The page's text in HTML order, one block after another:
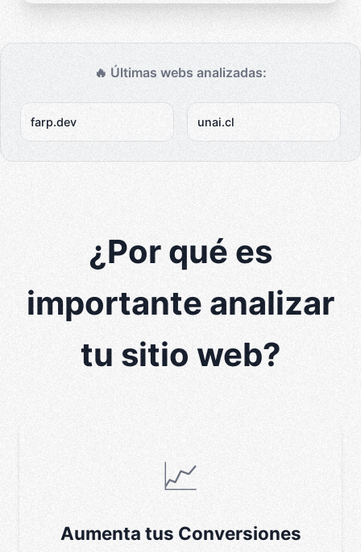
🔥 Últimas webs analizadas:
farp.dev unai.cl
¿Por qué es
importante analizar
tu sitio web?
📈
Aumenta tus Conversiones